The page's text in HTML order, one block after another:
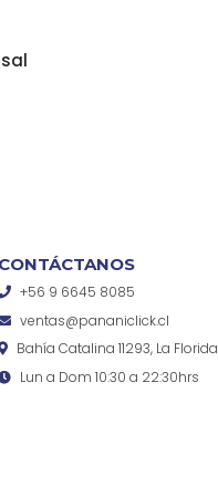
CONTÁCTANOS
+56 9 6645 8085
ventas@pananiclick.cl
Bahía Catalina 11293, La Florida
Lun a Dom 10:30 a 22:30hrs